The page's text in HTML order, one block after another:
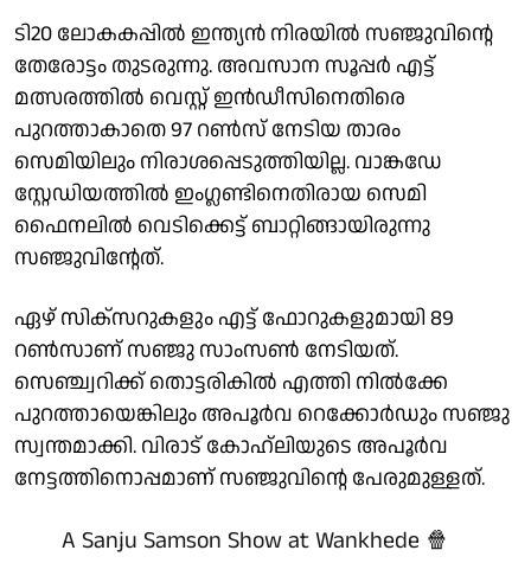
ടി20 ലോകകപ്പില്‍ ഇന്ത്യന്‍ നിരയില്‍ സഞ്ജുവിന്റെ
തേരോട്ടം തുടരുന്നു. അവസാന സൂപ്പര്‍ എട്ട്
മത്സരത്തില്‍ വെസ്റ്റ് ഇന്‍ഡീസിനെതിരെ
പുറത്താകാതെ 97 റണ്‍സ് നേടിയ താരം
സെമിയിലും നിരാശപ്പെടുത്തിയില്ല. വാങ്കഡേ
സ്റ്റേഡിയത്തില്‍ ഇംഗ്ലണ്ടിനെതിരായ സെമി
ഫൈനലില്‍ വെടിക്കെട്ട് ബാറ്റിങ്ങായിരുന്നു
സഞ്ജുവിന്റേത്.
ഏഴ് സിക്‌സറുകളും എട്ട് ഫോറുകളുമായി 89
റണ്‍സാണ് സഞ്ജു സാംസണ്‍ നേടിയത്.
സെഞ്ച്വറിക്ക് തൊട്ടരികില്‍ എത്തി നില്‍ക്കേ
പുറത്തായെങ്കിലും അപൂര്‍വ റെക്കോര്‍ഡും സഞ്ജു
സ്വന്തമാക്കി. വിരാട് കോഹ്ലിയുടെ അപൂര്‍വ
നേട്ടത്തിനൊപ്പമാണ് സഞ്ജുവിന്റെ പേരുമുള്ളത്.
A Sanju Samson Show at Wankhede 🍿